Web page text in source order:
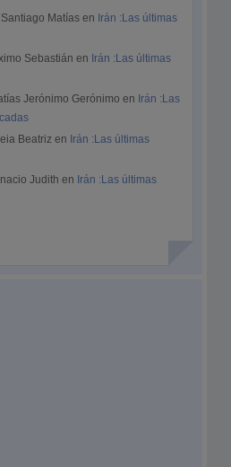
Matías en Irán :Las últimas
Sebastián en Irán :Las últimas
Jerónimo Gerónimo en Irán :Las
Beatriz en Irán :Las últimas
Judith en Irán :Las últimas